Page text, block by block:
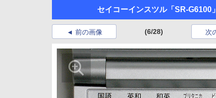
セイコーインスツル「SR-G6100」
前の画像 (6/28) 次